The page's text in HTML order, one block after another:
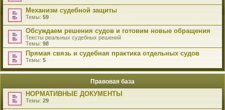
Механизм судебной защиты
Темы: 59
Обсуждаем решения судов и готовим новые обращения
Тексты реальных судебных решений
Темы: 98
Прямая связь и судебная практика отдельных судов
Темы: 5
Правовая база
НОРМАТИВНЫЕ ДОКУМЕНТЫ
Темы: 29